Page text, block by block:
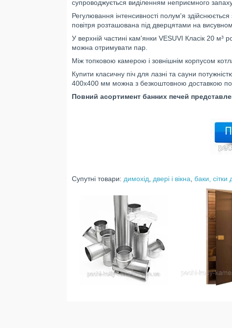
супроводжується виділенням неприємного
Регулювання інтенсивності полум'я
повітря розташована під дверцятами на
У верхній частині кам'янки VESUVI Класік 20
можна отримувати пар.
Між топковою камерою і зовнішнім корпусом
Купити класичну піч для лазні та сауни
400х400 мм можна з безкоштовною доставкою по
Повний асортимент банних печей
Супутні товари: димохід двері і вікна баки, сітки